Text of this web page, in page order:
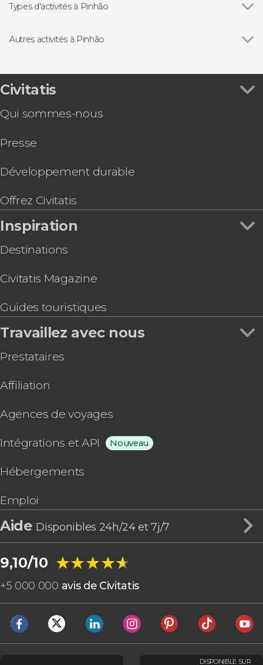
Types d'activités à Pinhão
Autres activités à Pinhão
Visite de la vallée du Douro avec dégustation de
vins + Balade en bateau
Excursion à Lamego
Civitatis
Qui sommes-nous
Presse
Développement durable
Offrez Civitatis
Inspiration
Destinations
Civitatis Magazine
Guides touristiques
Travaillez avec nous
Prestataires
Affiliation
Agences de voyages
Intégrations et API Nouveau
Hébergements
Emploi
Aide Disponibles 24h/24 et 7j/7
9,10/10 ★★★★★
★★★★★
+5 000 000 avis de Civitatis
DISPONIBLE SUR